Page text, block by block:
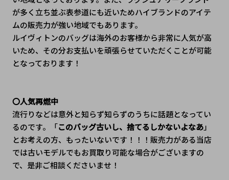
が多く立ち並ぶ表参道にも近いためハイブランドのアイテ
ムの販売力が強い地域でもあります。
ルイヴィトンのバッグは海外のお客様から非常に人気が高
いため、その分お支払いを頑張らせていただくことが可能
となっております！
〇人気再燃中
流行りなどは意外と知らず知らずのうちに話題となってい
るのです。「このバッグ古いし、捨てるしかないよなあ」
とお考えの方、もったいないです！！！販売力がある当店
では古いモデルでもお買取り可能な場合がございますの
で、是非ご相談くださいませ！